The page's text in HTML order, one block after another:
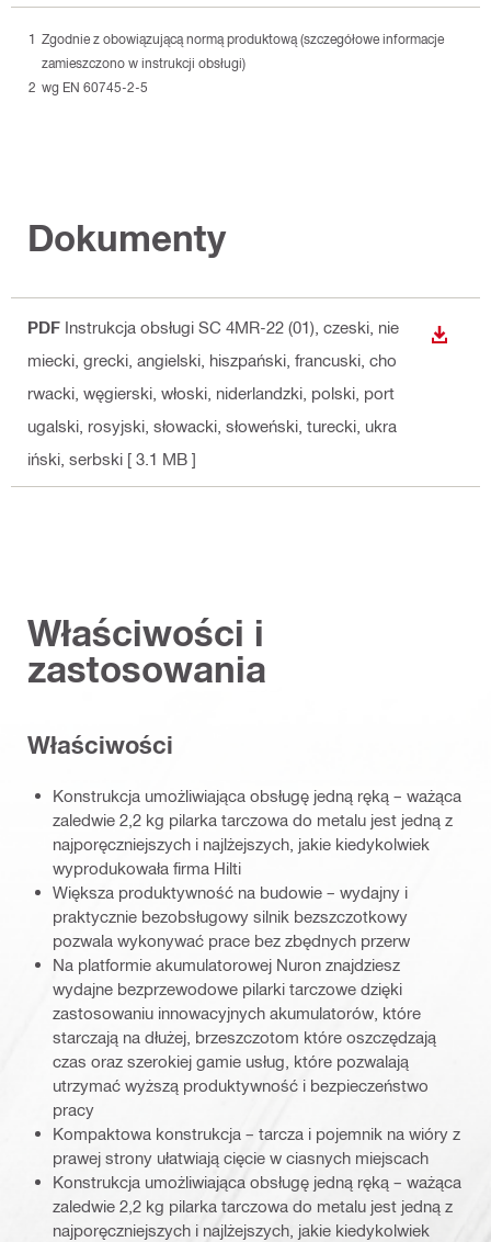
Zgodnie z obowiązującą normą produktową (szczegółowe informacje
zamieszczono w instrukcji obsługi)
wg EN 60745-2-5
Dokumenty
PDF Instrukcja obsługi SC 4MR-22 (01) , czeski, nie
miecki, grecki, angielski, hiszpański, francuski, cho
rwacki, węgierski, włoski, niderlandzki, polski, port
ugalski, rosyjski, słowacki, słoweński, turecki, ukra
iński, serbski [ 3.1 MB ]
Właściwości i
zastosowania
Właściwości
Konstrukcja umożliwiająca obsługę jedną ręką – ważąca
zaledwie 2,2 kg pilarka tarczowa do metalu jest jedną z
najporęczniejszych i najlżejszych, jakie kiedykolwiek
wyprodukowała firma Hilti
Większa produktywność na budowie – wydajny i
praktycznie bezobsługowy silnik bezszczotkowy
pozwala wykonywać prace bez zbędnych przerw
Na platformie akumulatorowej Nuron znajdziesz
wydajne bezprzewodowe pilarki tarczowe dzięki
zastosowaniu innowacyjnych akumulatorów, które
starczają na dłużej, brzeszczotom które oszczędzają
czas oraz szerokiej gamie usług, które pozwalają
utrzymać wyższą produktywność i bezpieczeństwo
pracy
Kompaktowa konstrukcja – tarcza i pojemnik na wióry z
prawej strony ułatwiają cięcie w ciasnych miejscach
Konstrukcja umożliwiająca obsługę jedną ręką – ważąca
zaledwie 2,2 kg pilarka tarczowa do metalu jest jedną z
najporęczniejszych i najlżejszych, jakie kiedykolwiek